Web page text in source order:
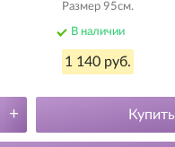
Размер 95см.
В наличии
1 140 руб.
+ Купить